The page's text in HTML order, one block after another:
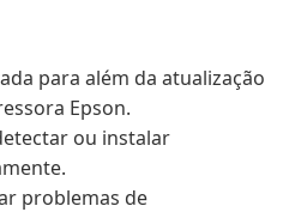
para além da atualização
Epson.
ou instalar
problemas de